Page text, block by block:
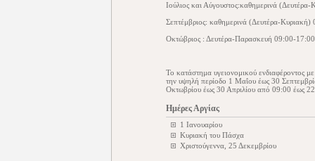
Ιούλιος και Αύγουστος:καθημερινά
Σεπτέμβριος: καθημερινά (Δευτέρα-
Οκτώβριος : Δευτέρα-Παρασκευή 09:00-
Το κατάστημα υγειονομικού ενδιαφέροντος
την υψηλή περίοδο 1 Μαΐου έως 30
Οκτωβρίου έως 30 Απριλίου από 09:00 έως
Ημέρες Αργίας
1 Ιανουαρίου
Κυριακή του Πάσχα
Χριστούγεννα, 25 Δεκεμβρίου